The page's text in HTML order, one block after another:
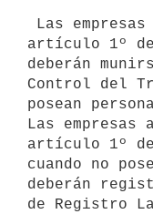
artículo 1º
deberán
Control del
posean
Las
artículo 1º
cuando no
deberán
de Registro